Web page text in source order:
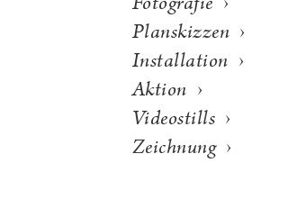
Planskizzen ›
Installation ›
Aktion ›
Videostills ›
Zeichnung ›